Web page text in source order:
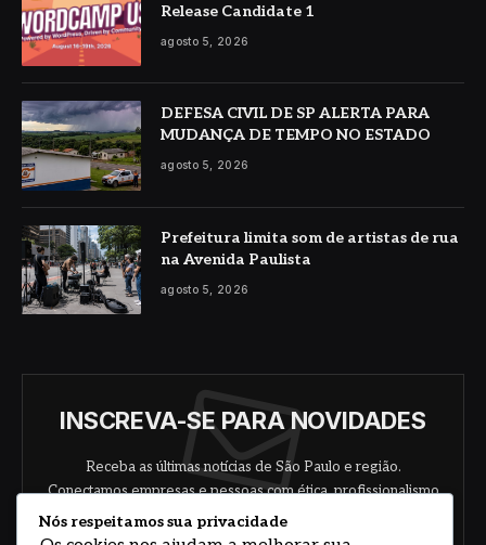
Release Candidate 1
agosto 5, 2026
DEFESA CIVIL DE SP ALERTA PARA
MUDANÇA DE TEMPO NO ESTADO
agosto 5, 2026
Prefeitura limita som de artistas de rua
na Avenida Paulista
agosto 5, 2026
INSCREVA-SE PARA NOVIDADES
Receba as últimas notícias de São Paulo e região.
Conectamos empresas e pessoas com ética, profissionalismo
e responsabilidade.
Nós respeitamos sua privacidade